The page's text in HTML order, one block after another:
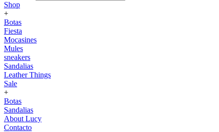
Shop
+
Botas
Fiesta
Mocasines
Mules
sneakers
Sandalias
Leather Things
Sale
+
Botas
Sandalias
About Lucy
Contacto